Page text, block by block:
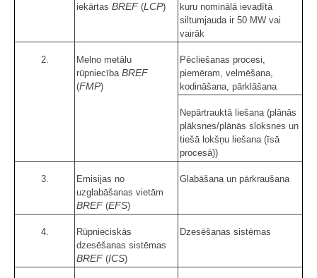
iekārtas BREF (LCP)
kuru nominālā ievadītā
siltumjauda ir 50 MW vai
vairāk
2.
Melno metālu
rūpniecība BREF
(FMP)
Pēcliešanas procesi,
piemēram, velmēšana,
kodināšana, pārklāšana
Nepārtrauktā liešana (plānās
plāksnes/plānās sloksnes un
tiešā lokšņu liešana (īsā
procesā))
3.
Emisijas no
uzglabāšanas vietām
BREF (EFS)
Glabāšana un pārkraušana
4.
Rūpnieciskās
dzesēšanas sistēmas
BREF (ICS)
Dzesēšanas sistēmas